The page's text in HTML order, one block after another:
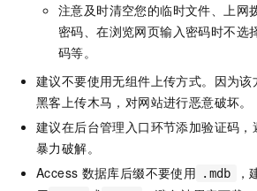
注意及时清空您的临时文件、上网
密码、在浏览网页输入密码时不选
码等。
建议不要使用无组件上传方式。因为
黑客上传木马，对网站进行恶意破坏。
建议在后台管理入口环节添加验证码
暴力破解。
Access 数据库后缀不要使用 .mdb
，